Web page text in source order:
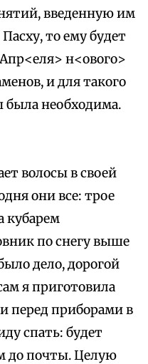
введенную им
то ему будет
н<ового>
и для такого
была необходима.
волосы в своей
они все: трое
кубарем
по снегу выше
дело, дорогой
я приготовила
перед приборами в
спать: будет
до почты. Целую